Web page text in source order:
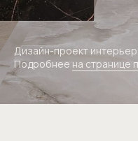
Дизайн-проект
Подробнее на странице